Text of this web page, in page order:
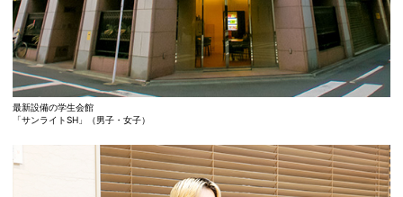
最新設備の学生会館
「サンライトSH」（男子・女子）